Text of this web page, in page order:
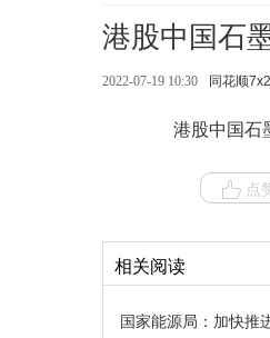
港股中国石
2022-07-19 10:30 同花顺
港股中国石墨
点
相关阅读
国家能源局：加快推